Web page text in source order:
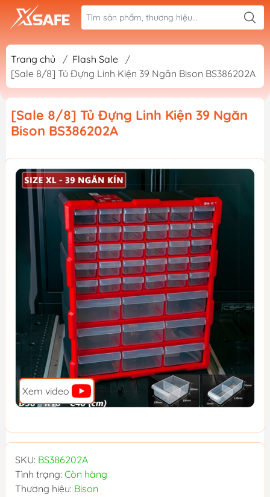
Trang chủ / Flash Sale
/
[Sale 8/8] Tủ Đựng Linh Kiện 39 Ngăn Bison BS386202A
[Sale 8/8] Tủ Đựng Linh Kiện 39 Ngăn
Bison BS386202A
Xem video
SKU: BS386202A
Tình trạng: Còn hàng
Thương hiệu: Bison